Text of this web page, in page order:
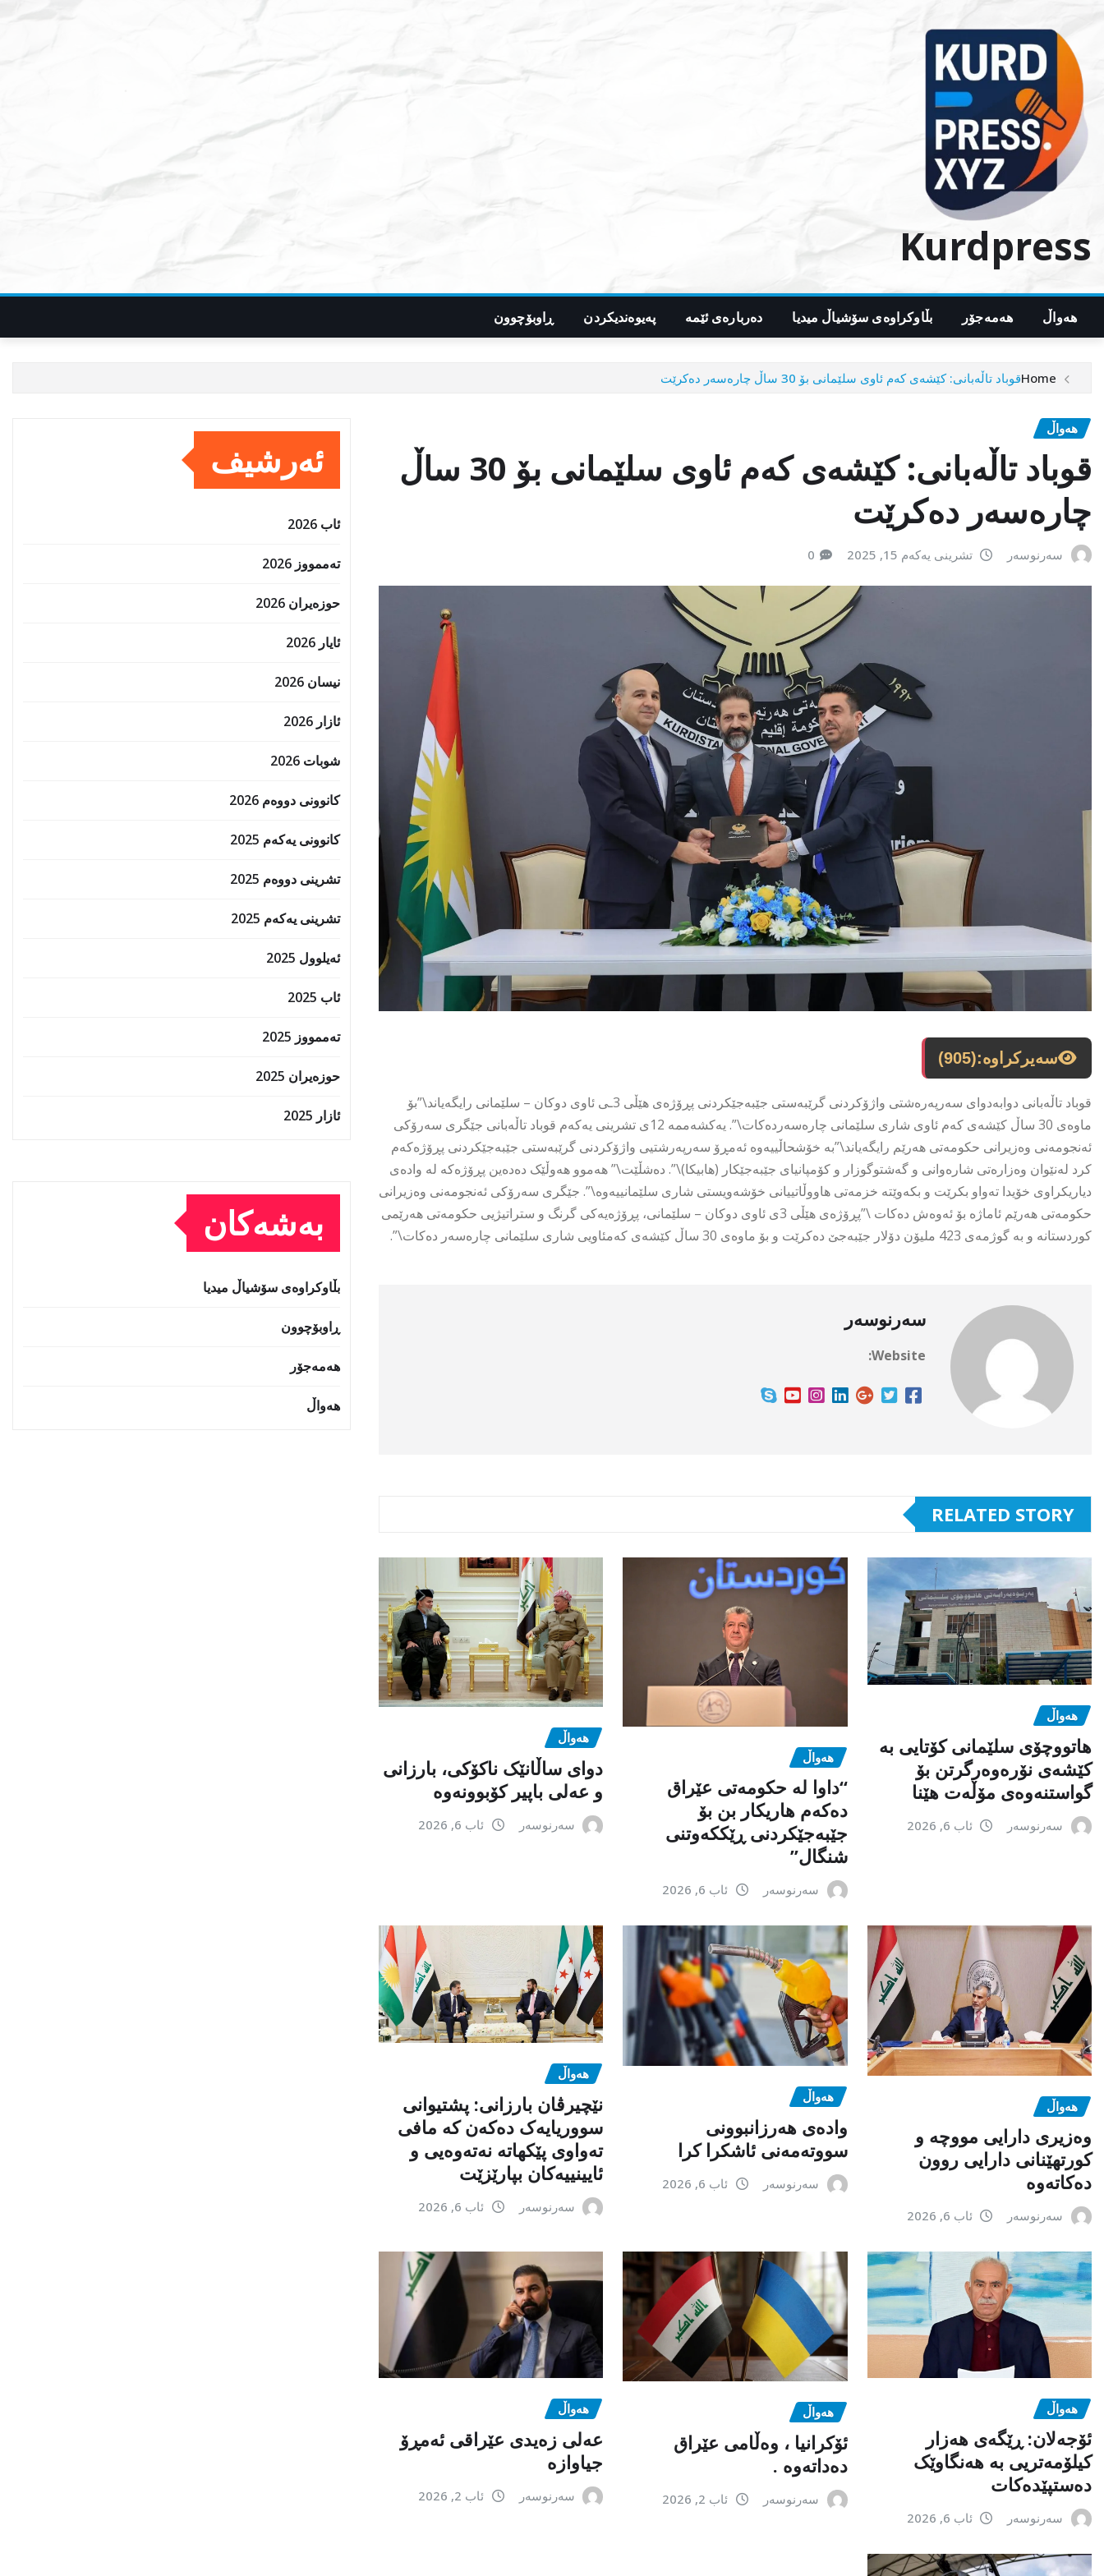
content
Kurdpress
هەواڵ هەمەجۆر بڵاوکراوەی سۆشیاڵ میدیا دەربارەی ئێمە پەیوەندیکردن ڕاوبۆچوون
Homeقوباد تاڵەبانی: کێشەی کەم ئاوی سلێمانی بۆ 30 ساڵ چارەسەر دەکرێت
هەواڵ
قوباد تاڵەبانی: کێشەی کەم ئاوی سلێمانی بۆ 30 ساڵ
چارەسەر دەکرێت
سەرنوسەر تشرینی یەکەم 15, 2025 0
سەیرکراوە:(905)
قوباد تاڵەبانی دوابەدوای سەرپەرەشتی واژۆکردنی گرێبەستی جێبەجێکردنی پڕۆژەی هێڵی 3ـی ئاوی دوکان – سلێمانی رایگەیاند\”بۆ
ماوەی 30 ساڵ کێشەی کەم ئاوی شاری سلێمانی چارەسەردەکات\”. یەکشەممە 12ی تشرینی یەکەم قوباد تاڵەبانی جێگری سەرۆکی
ئەنجومەنی وەزیرانی حکومەتی هەرێم رایگەیاند\”بە خۆشحاڵییەوە ئەمڕۆ سەرپەرشتیی واژۆکردنی گرێبەستی جێبەجێکردنی پڕۆژەکەم
کرد لەنێوان وەزارەتی شارەوانی و گەشتوگوزار و کۆمپانیای جێبەجێکار (هابیکا)\”. دەشڵێت\” هەموو هەوڵێک دەدەین پڕۆژەکە لە وادەی
دیاریکراوی خۆیدا تەواو بکرێت و بکەوێتە خزمەتی هاووڵاتییانی خۆشەویستی شاری سلێمانییەوە\”. جێگری سەرۆکی ئەنجومەنی وەزیرانی
حکومەتی هەرێم ئاماژە بۆ ئەوەش دەکات \”پڕۆژەی هێڵی 3ی ئاوی دوکان – سلێمانی، پڕۆژەیەکی گرنگ و ستراتیژیی حکومەتی هەرێمی
کوردستانە و بە گوژمەی 423 ملیۆن دۆلار جێبەجێ دەکرێت و بۆ ماوەی 30 ساڵ کێشەی کەمئاویی شاری سلێمانی چارەسەر دەکات\”.
سەرنوسەر
Website:
RELATED STORY
هەواڵ
هاتووچۆی سلێمانی کۆتایی بە
کێشەی نۆرەوەرگرتن بۆ
گواستنەوەی مۆڵەت هێنا
سەرنوسەر ئاب 6, 2026
هەواڵ
“داوا لە حكومەتی عێراق
دەكەم هاریكار بن بۆ
جێبەجێكردنی ڕێككەوتنی
شنگال”
سەرنوسەر ئاب 6, 2026
هەواڵ
دوای ساڵانێک ناکۆکی، بارزانی
و عەلی باپیر کۆبوونەوە
سەرنوسەر ئاب 6, 2026
هەواڵ
وەزیری دارایی مووچە و
کورتهێنانی دارایی روون
دەکاتەوە
سەرنوسەر ئاب 6, 2026
هەواڵ
وادەی هەرزانبوونی
سووتەمەنی ئاشکرا کرا
سەرنوسەر ئاب 6, 2026
هەواڵ
نێچیرڤان بارزانی: پشتیوانی
سووریایەک دەکەن کە مافی
تەواوی پێکهاتە نەتەوەیی و
ئایینییەکان بپارێزێت
سەرنوسەر ئاب 6, 2026
هەواڵ
ئۆجەلان: ڕێگەی هەزار
کیلۆمەتریی بە هەنگاوێک
دەستپێدەکات
سەرنوسەر ئاب 6, 2026
هەواڵ
ئۆکرانیا ، وەڵامی عێراق
دەداتەوە .
سەرنوسەر ئاب 2, 2026
هەواڵ
عەلی زەیدی عێراقی ئەمڕۆ
جیاوازە
سەرنوسەر ئاب 2, 2026
ئەرشیف
ئاب 2026
تەممووز 2026
حوزه‌یران 2026
ئایار 2026
نیسان 2026
ئازار 2026
شوبات 2026
کانوونی دووەم 2026
کانوونی یەکەم 2025
تشرینی دووەم 2025
تشرینی یەکەم 2025
ئەیلوول 2025
ئاب 2025
تەممووز 2025
حوزه‌یران 2025
ئازار 2025
بەشەکان
بڵاوکراوەی سۆشیاڵ میدیا
ڕاوبۆچوون
هەمەجۆر
هەواڵ